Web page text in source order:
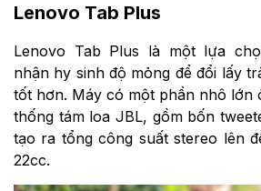
Lenovo Tab Plus
Lenovo Tab Plus là một lựa
nhận hy sinh độ mỏng để đổi lấy
tốt hơn. Máy có một phần nhô lớn
thống tám loa JBL, gồm bốn
tạo ra tổng công suất stereo lên
22cc.